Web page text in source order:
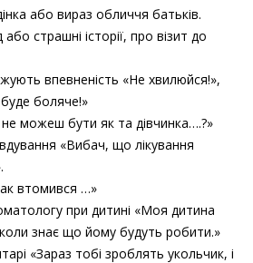
або вираз обличчя батьків.
страшні історії, про візит до
впевненість «Не хвилюйся!»,
боляче!»
можеш бути як та дівчинка….?»
«Вибач, що лікування
втомився …»
при дитині «Моя дитина
знає що йому будуть робити.»
«Зараз тобі зроблять укольчик, і